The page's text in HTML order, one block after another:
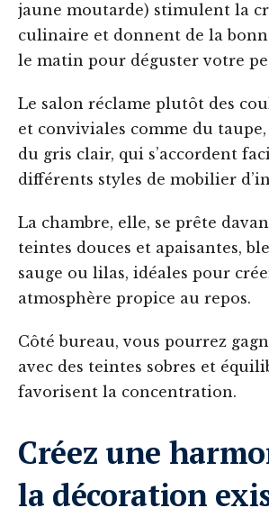
jaune moutarde) stimulent la
culinaire et donnent de la
le matin pour déguster votre
Le salon réclame plutôt des
et conviviales comme du
du gris clair, qui s’accordent
différents styles de mobilier
La chambre, elle, se prête
teintes douces et apaisantes,
sauge ou lilas, idéales pour
atmosphère propice au repos.
Côté bureau, vous pourrez
avec des teintes sobres et
favorisent la concentration.
Créez une
la décoration